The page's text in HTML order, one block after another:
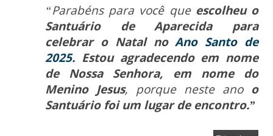
“Parabéns para você que escolheu o
Santuário de Aparecida para
celebrar o Natal noAno Santo de
2025. Estou agradecendo em nome
de Nossa Senhora, em nome do
Menino Jesus, porque neste ano o
Santuário foi um lugar de encontro.”